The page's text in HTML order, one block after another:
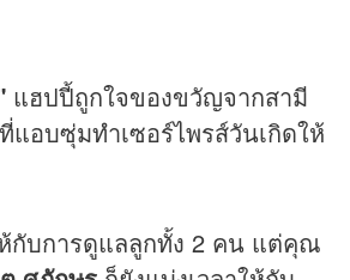
แฮปปี้ถูกใจของขวัญจากสามี
ที่แอบซุ่มทำเซอร์ไพรส์วันเกิดให้
กับการดูแลลูกทั้ง 2 คน แต่คุณ